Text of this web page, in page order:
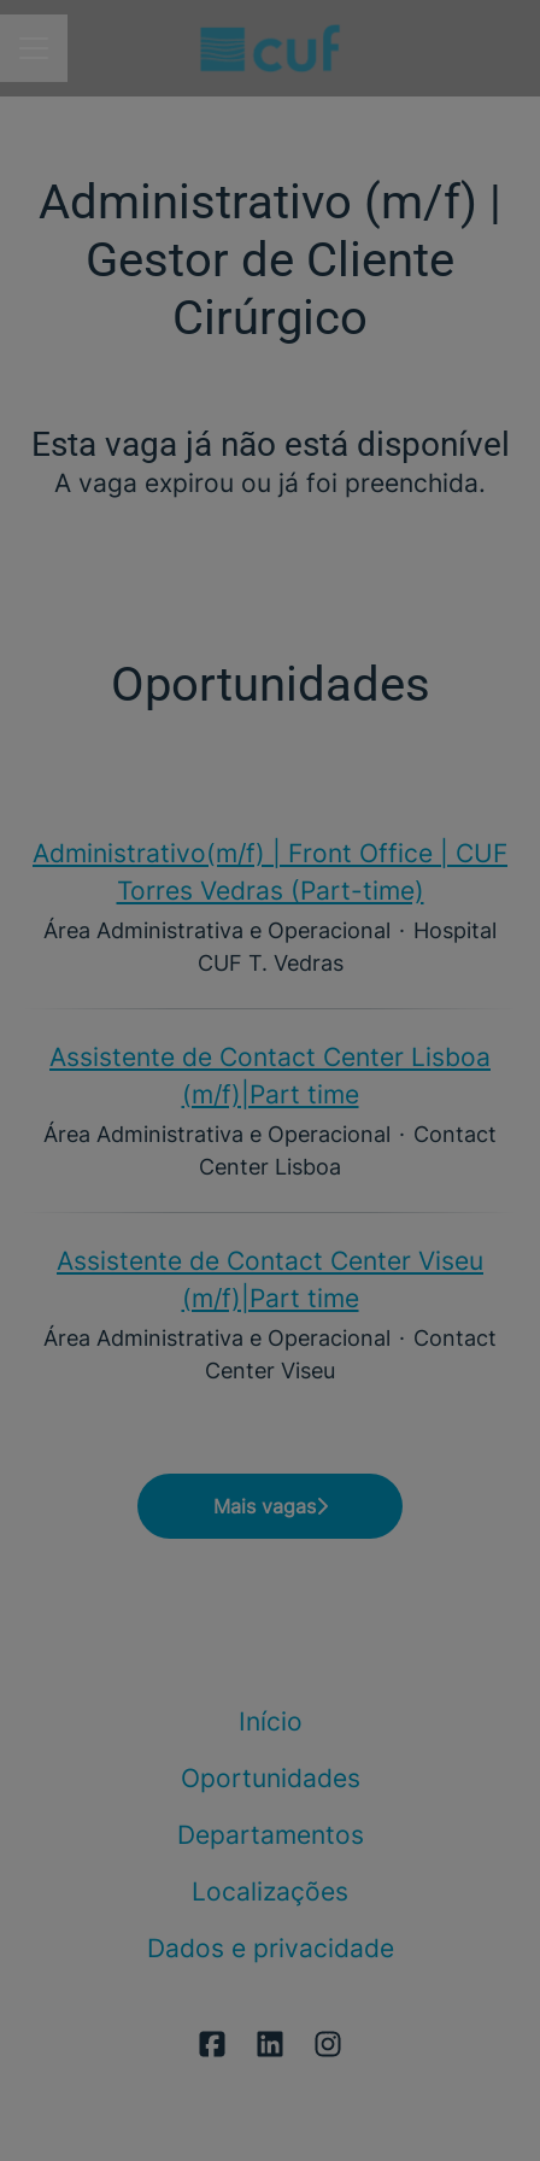
MENU DE CARREIRAS
Administrativo (m/f)​ |
Gestor de Cliente
Cirúrgico
Esta vaga já não está disponível
A vaga expirou ou já foi preenchida.
Oportunidades
Administrativo(m/f)​ | Front Office | CUF
Torres Vedras (Part-time)
Área Administrativa e Operacional · Hospital
CUF T. Vedras
Assistente de Contact Center Lisboa
(m/f)|Part time
Área Administrativa e Operacional · Contact
Center Lisboa
Assistente de Contact Center Viseu
(m/f)|Part time
Área Administrativa e Operacional · Contact
Center Viseu
Mais vagas
Início
Oportunidades
Departamentos
Localizações
Dados e privacidade